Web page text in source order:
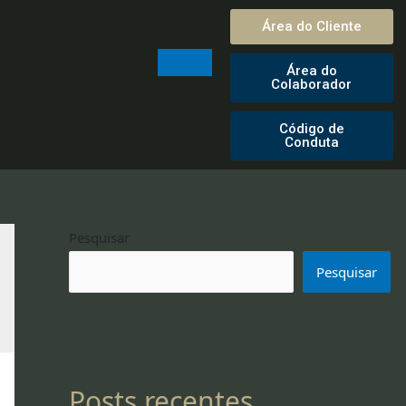
Área do Cliente
Área do
Colaborador
Código de
Conduta
Pesquisar
Pesquisar